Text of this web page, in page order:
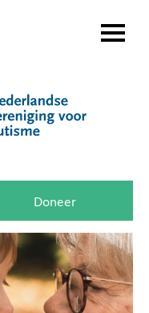
Doneer